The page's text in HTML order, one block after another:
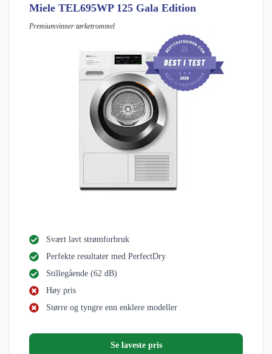
Miele TEL695WP 125 Gala Edition
Premiumvinner tørketrommel
Svært lavt strømforbruk
Perfekte resultater med PerfectDry
Stillegående (62 dB)
Høy pris
Større og tyngre enn enklere modeller
Se laveste pris